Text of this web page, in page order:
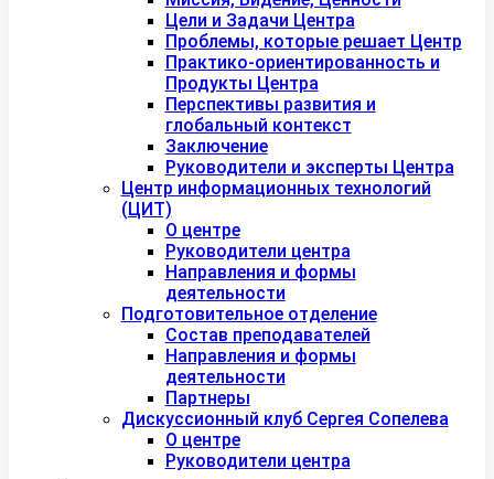
Цели и Задачи Центра
Проблемы, которые решает Центр
Практико-ориентированность и
Продукты Центра
Перспективы развития и
глобальный контекст
Заключение
Руководители и эксперты Центра
Центр информационных технологий
(ЦИТ)
О центре
Руководители центра
Направления и формы
деятельности
Подготовительное отделение
Состав преподавателей
Направления и формы
деятельности
Партнеры
Дискуссионный клуб Сергея Сопелева
О центре
Руководители центра